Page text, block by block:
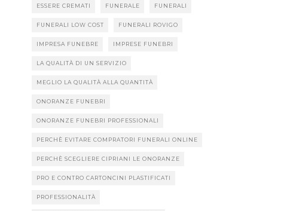
ESSERE CREMATI FUNERALE FUNERALI
FUNERALI LOW COST FUNERALI ROVIGO
IMPRESA FUNEBRE IMPRESE FUNEBRI
LA QUALITÀ DI UN SERVIZIO
MEGLIO LA QUALITÀ ALLA QUANTITÀ
ONORANZE FUNEBRI
ONORANZE FUNEBRI PROFESSIONALI
PERCHÈ EVITARE COMPRATORI FUNERALI ONLINE
PERCHÈ SCEGLIERE CIPRIANI LE ONORANZE
PRO E CONTRO CARTONCINI PLASTIFICATI
PROFESSIONALITÀ